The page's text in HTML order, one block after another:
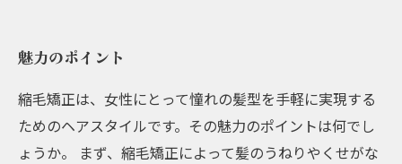
魅力のポイント
縮毛矯正は、女性にとって憧れの髪型を手軽に実現する
ためのヘアスタイルです。その魅力のポイントは何でし
ょうか。 まず、縮毛矯正によって髪のうねりやくせがな